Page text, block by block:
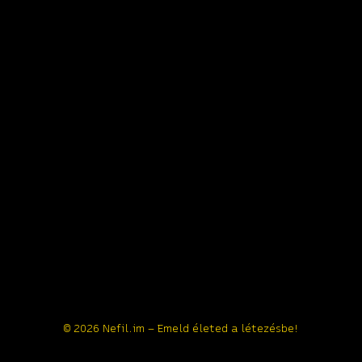
© 2026 Nefil.im – Emeld életed a létezésbe!